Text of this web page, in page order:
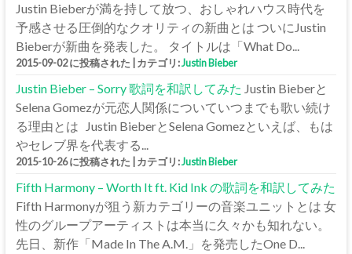
Justin Bieberが満を持して放つ、おしゃれハウス時代を
予感させる圧倒的なクオリティの新曲とは ついにJustin
Bieberが新曲を発表した。 タイトルは「What Do...
2015-09-02 に投稿された カテゴリ:Justin Bieber
Justin Bieber – Sorry 歌詞を和訳してみた Justin Bieberと
Selena Gomezが元恋人関係についていつまでも歌い続け
る理由とは Justin BieberとSelena Gomezといえば、もは
やセレブ界を代表する...
2015-10-26 に投稿された カテゴリ:Justin Bieber
Fifth Harmony – Worth It ft. Kid Ink の歌詞を和訳してみた
Fifth Harmonyが狙う新カテゴリーの音楽ユニットとは 女
性のグループアーティストは本当に久々かも知れない。
先日、新作「Made In The A.M.」を発売したOne D...